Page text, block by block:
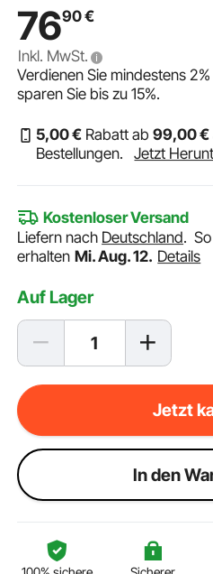
Fitnessstudio
7690€
Inkl. MwSt.
Verdienen Sie mindestens2%
sparen Sie bis zu15%.
5,00€ Rabatt ab99,00€
Bestellungen.
Jetzt
Kostenloser Versand
Liefern nach Deutschland.
erhalten Mi. Aug. 12. Details
Auf Lager
Jetzt
ln den